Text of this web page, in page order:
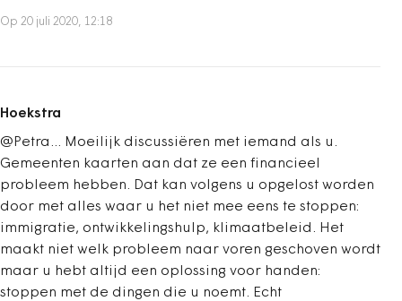
Op 20 juli 2020, 12:18
Hoekstra
@Petra... Moeilijk discussiëren met iemand als u.
Gemeenten kaarten aan dat ze een financieel
probleem hebben. Dat kan volgens u opgelost worden
door met alles waar u het niet mee eens te stoppen:
immigratie, ontwikkelingshulp, klimaatbeleid. Het
maakt niet welk probleem naar voren geschoven wordt
maar u hebt altijd een oplossing voor handen:
stoppen met de dingen die u noemt. Echt